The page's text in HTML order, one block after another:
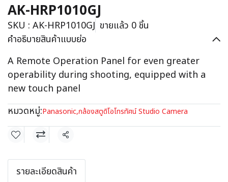
AK-HRP1010GJ
SKU : AK-HRP1010GJ ขายแล้ว 0 ชิ้น
คำอธิบายสินค้าแบบย่อ
A Remote Operation Panel for even greater
operability during shooting, equipped with a
new touch panel
หมวดหมู่:Panasonic,กล้องสตูดิโอโทรทัศน์ Studio Camera
แชร์
รายละเอียดสินค้า